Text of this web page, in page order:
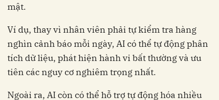
mật.
Ví dụ, thay vì nhân viên phải tự kiểm tra hàng
nghìn cảnh báo mỗi ngày, AI có thể tự động phân
tích dữ liệu, phát hiện hành vi bất thường và ưu
tiên các nguy cơ nghiêm trọng nhất.
Ngoài ra, AI còn có thể hỗ trợ tự động hóa nhiều